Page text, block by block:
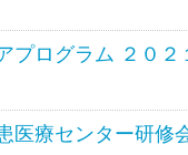
プログラム ２０２
医療センター研